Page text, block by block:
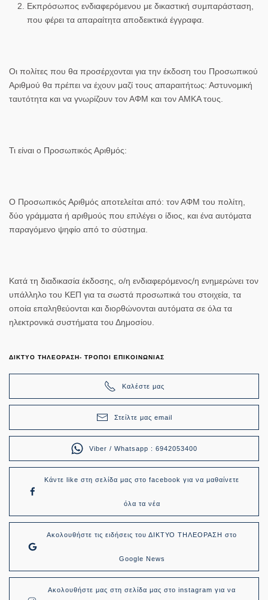
Εκπρόσωπος ενδιαφερόμενου με δικαστική συμπαράσταση,
που φέρει τα απαραίτητα αποδεικτικά έγγραφα.
Οι πολίτες που θα προσέρχονται για την έκδοση του Προσωπικού
Αριθμού θα πρέπει να έχουν μαζί τους απαραιτήτως: Αστυνομική
ταυτότητα και να γνωρίζουν τον ΑΦΜ και τον ΑΜΚΑ τους.
Τι είναι ο Προσωπικός Αριθμός:
Ο Προσωπικός Αριθμός αποτελείται από: τον ΑΦΜ του πολίτη,
δύο γράμματα ή αριθμούς που επιλέγει ο ίδιος, και ένα αυτόματα
παραγόμενο ψηφίο από το σύστημα.
Κατά τη διαδικασία έκδοσης, ο/η ενδιαφερόμενος/η ενημερώνει τον
υπάλληλο του ΚΕΠ για τα σωστά προσωπικά του στοιχεία, τα
οποία επαληθεύονται και διορθώνονται αυτόματα σε όλα τα
ηλεκτρονικά συστήματα του Δημοσίου.
ΔΙΚΤΥΟ ΤΗΛΕΟΡΑΣΗ- ΤΡΟΠΟΙ ΕΠΙΚΟΙΝΩΝΙΑΣ
Καλέστε μας
Στείλτε μας email
Viber / Whatsapp : 6942053400
Κάντε like στη σελίδα μας στο facebook για να μαθαίνετε
όλα τα νέα
Ακολουθήστε τις ειδήσεις του ΔΙΚΤΥΟ ΤΗΛΕΟΡΑΣΗ στο
Google News
Ακολουθήστε μας στη σελίδα μας στο instagram για να